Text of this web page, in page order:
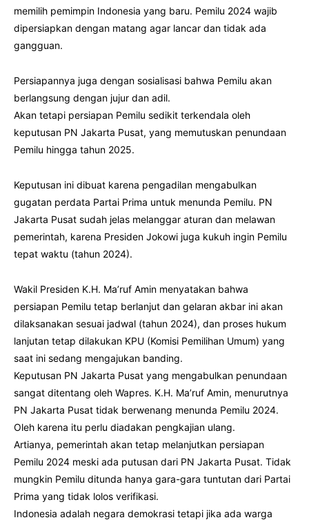
memilih pemimpin Indonesia yang baru. Pemilu 2024 wajib
dipersiapkan dengan matang agar lancar dan tidak ada
gangguan.
Persiapannya juga dengan sosialisasi bahwa Pemilu akan
berlangsung dengan jujur dan adil.
Akan tetapi persiapan Pemilu sedikit terkendala oleh
keputusan PN Jakarta Pusat, yang memutuskan penundaan
Pemilu hingga tahun 2025.
Keputusan ini dibuat karena pengadilan mengabulkan
gugatan perdata Partai Prima untuk menunda Pemilu. PN
Jakarta Pusat sudah jelas melanggar aturan dan melawan
pemerintah, karena Presiden Jokowi juga kukuh ingin Pemilu
tepat waktu (tahun 2024).
Wakil Presiden K.H. Ma’ruf Amin menyatakan bahwa
persiapan Pemilu tetap berlanjut dan gelaran akbar ini akan
dilaksanakan sesuai jadwal (tahun 2024), dan proses hukum
lanjutan tetap dilakukan KPU (Komisi Pemilihan Umum) yang
saat ini sedang mengajukan banding.
Keputusan PN Jakarta Pusat yang mengabulkan penundaan
sangat ditentang oleh Wapres. K.H. Ma’ruf Amin, menurutnya
PN Jakarta Pusat tidak berwenang menunda Pemilu 2024.
Oleh karena itu perlu diadakan pengkajian ulang.
Artianya, pemerintah akan tetap melanjutkan persiapan
Pemilu 2024 meski ada putusan dari PN Jakarta Pusat. Tidak
mungkin Pemilu ditunda hanya gara-gara tuntutan dari Partai
Prima yang tidak lolos verifikasi.
Indonesia adalah negara demokrasi tetapi jika ada warga